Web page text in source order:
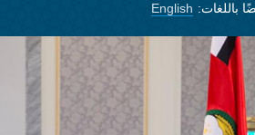
باللغات: English